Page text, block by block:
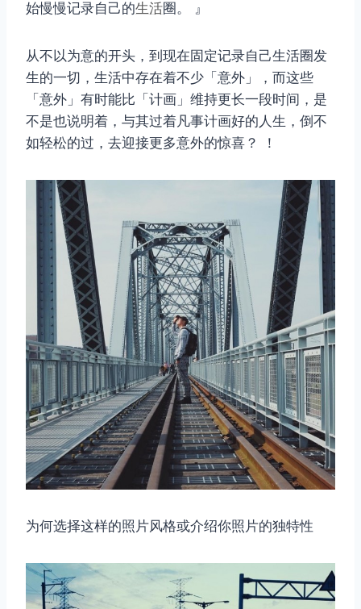
始慢慢记录自己的生活圈。 』
从不以为意的开头，到现在固定记录自己生活圈发
生的一切，生活中存在着不少「意外」，而这些
「意外」有时能比「计画」维持更长一段时间，是
不是也说明着，与其过着凡事计画好的人生，倒不
如轻松的过，去迎接更多意外的惊喜？ ！
为何选择这样的照片风格或介绍你照片的独特性